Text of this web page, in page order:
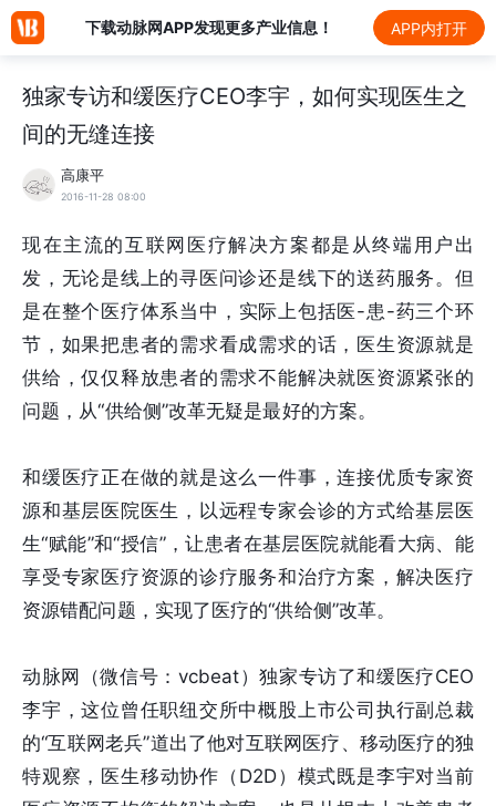
下载动脉网APP发现更多产业信息！ APP内打开
独家专访和缓医疗CEO李宇，如何实现医生之
间的无缝连接
高康平
2016-11-28 08:00
现在主流的互联网医疗解决方案都是从终端用户出
发，无论是线上的寻医问诊还是线下的送药服务。但
是在整个医疗体系当中，实际上包括医-患-药三个环
节，如果把患者的需求看成需求的话，医生资源就是
供给，仅仅释放患者的需求不能解决就医资源紧张的
问题，从“供给侧”改革无疑是最好的方案。
和缓医疗正在做的就是这么一件事，连接优质专家资
源和基层医院医生，以远程专家会诊的方式给基层医
生“赋能”和“授信”，让患者在基层医院就能看大病、能
享受专家医疗资源的诊疗服务和治疗方案，解决医疗
资源错配问题，实现了医疗的“供给侧”改革。
动脉网（微信号：vcbeat）独家专访了和缓医疗CEO
李宇，这位曾任职纽交所中概股上市公司执行副总裁
的“互联网老兵”道出了他对互联网医疗、移动医疗的独
特观察，医生移动协作（D2D）模式既是李宇对当前